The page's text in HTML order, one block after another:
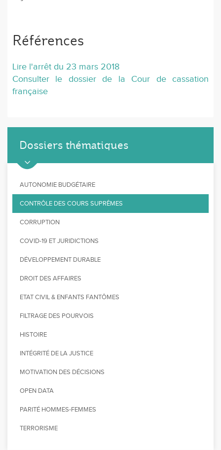
Références
Lire l'arrêt du 23 mars 2018
Consulter le dossier de la Cour de cassation
française
Dossiers thématiques
AUTONOMIE BUDGÉTAIRE
CONTRÔLE DES COURS SUPRÊMES
CORRUPTION
COVID-19 ET JURIDICTIONS
DÉVELOPPEMENT DURABLE
DROIT DES AFFAIRES
ETAT CIVIL & ENFANTS FANTÔMES
FILTRAGE DES POURVOIS
HISTOIRE
INTÉGRITÉ DE LA JUSTICE
MOTIVATION DES DÉCISIONS
OPEN DATA
PARITÉ HOMMES-FEMMES
TERRORISME